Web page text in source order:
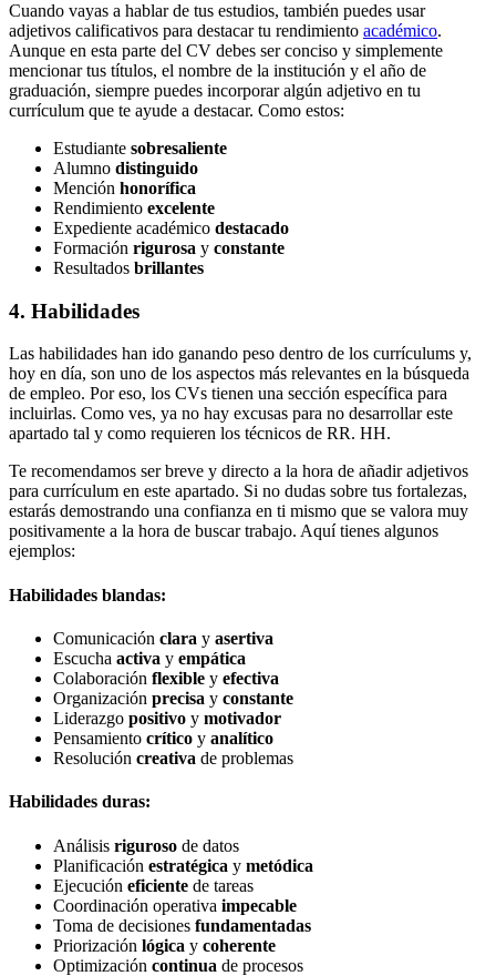
Cuando vayas a hablar de tus estudios, también puedes usar
adjetivos calificativos para destacar tu rendimiento académico.
Aunque en esta parte del CV debes ser conciso y simplemente
mencionar tus títulos, el nombre de la institución y el año de
graduación, siempre puedes incorporar algún adjetivo en tu
currículum que te ayude a destacar. Como estos:
Estudiante sobresaliente
Alumno distinguido
Mención honorífica
Rendimiento excelente
Expediente académico destacado
Formación rigurosa y constante
Resultados brillantes
4. Habilidades
Las habilidades han ido ganando peso dentro de los currículums y,
hoy en día, son uno de los aspectos más relevantes en la búsqueda
de empleo. Por eso, los CVs tienen una sección específica para
incluirlas. Como ves, ya no hay excusas para no desarrollar este
apartado tal y como requieren los técnicos de RR. HH.
Te recomendamos ser breve y directo a la hora de añadir adjetivos
para currículum en este apartado. Si no dudas sobre tus fortalezas,
estarás demostrando una confianza en ti mismo que se valora muy
positivamente a la hora de buscar trabajo. Aquí tienes algunos
ejemplos:
Habilidades blandas:
Comunicación clara y asertiva
Escucha activa y empática
Colaboración flexible y efectiva
Organización precisa y constante
Liderazgo positivo y motivador
Pensamiento crítico y analítico
Resolución creativa de problemas
Habilidades duras:
Análisis riguroso de datos
Planificación estratégica y metódica
Ejecución eficiente de tareas
Coordinación operativa impecable
Toma de decisiones fundamentadas
Priorización lógica y coherente
Optimización continua de procesos